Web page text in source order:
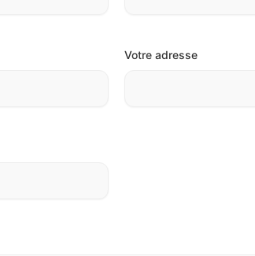
Votre adresse